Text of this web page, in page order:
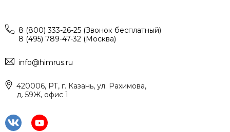
8 (800) 333-26-25 (Звонок бесплатный)
8 (495) 789-47-32 (Москва)
info@himrus.ru
420006, РТ, г. Казань, ул. Рахимова,
д. 59Ж, офис 1